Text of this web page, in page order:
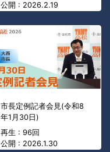
公開 : 2026.2.19
市長定例記者会見(令和8
年1月30日)
再生 : 96回
公開 : 2026.1.30